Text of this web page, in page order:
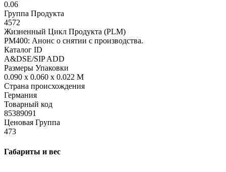
0.06
Группа Продукта
4572
Жизненный Цикл Продукта (PLM)
PM400: Анонс о снятии с производства.
Каталог ID
A&DSE/SIP ADD
Размеры Упаковки
0.090 x 0.060 x 0.022 M
Страна происхождения
Германия
Товарный код
85389091
Ценовая Группа
473
Габариты и вес